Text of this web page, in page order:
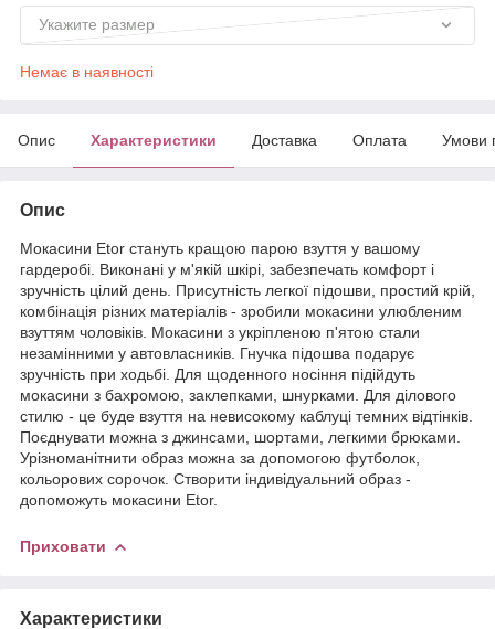
Укажите размер
Немає в наявності
Опис Характеристики Доставка Оплата Умови
Опис
Мокасини Etor стануть кращою парою взуття у вашому
гардеробі. Виконані у м'якій шкірі, забезпечать комфорт і
зручність цілий день. Присутність легкої підошви, простий крій,
комбінація різних матеріалів - зробили мокасини улюбленим
взуттям чоловіків. Мокасини з укріпленою п'ятою стали
незамінними у автовласників. Гнучка підошва подарує
зручність при ходьбі. Для щоденного носіння підійдуть
мокасини з бахромою, заклепками, шнурками. Для ділового
стилю - це буде взуття на невисокому каблуці темних відтінків.
Поєднувати можна з джинсами, шортами, легкими брюками.
Урізноманітнити образ можна за допомогою футболок,
кольорових сорочок. Створити індивідуальний образ -
допоможуть мокасини Etor.
Приховати
Характеристики